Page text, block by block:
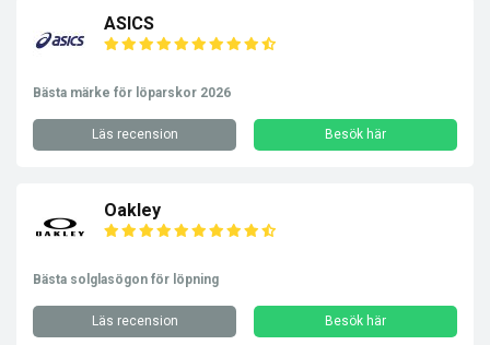
ASICS
Bästa märke för löparskor 2026
Läs recension Besök här
Oakley
Bästa solglasögon för löpning
Läs recension Besök här